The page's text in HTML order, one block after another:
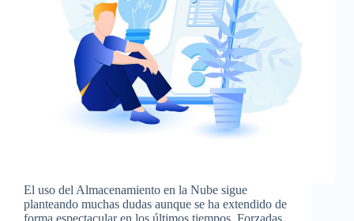
El uso del Almacenamiento en la Nube sigue
planteando muchas dudas aunque se ha extendido de